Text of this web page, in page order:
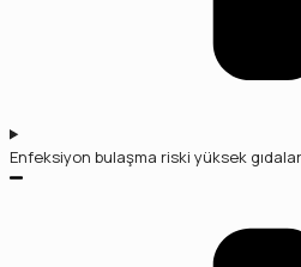
Enfeksiyon bulaşma riski yüksek